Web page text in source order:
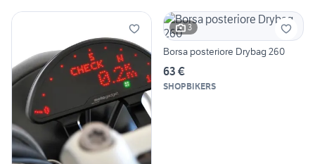
3
Borsa posteriore Drybag 260
63 €
SHOPBIKERS